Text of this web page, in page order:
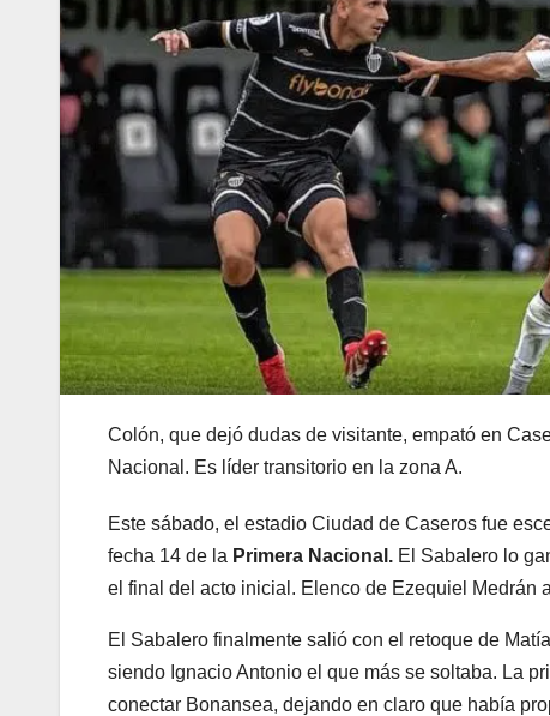
Colón, que dejó dudas de visitante, empató en
Nacional. Es líder transitorio en la zona A.
Este sábado, el estadio Ciudad de Caseros fue
fecha 14 de la Primera Nacional. El Sabalero lo
el final del acto inicial. Elenco de Ezequiel Medrán
El Sabalero finalmente salió con el retoque de
siendo Ignacio Antonio el que más se soltaba. La
conectar Bonansea, dejando en claro que había